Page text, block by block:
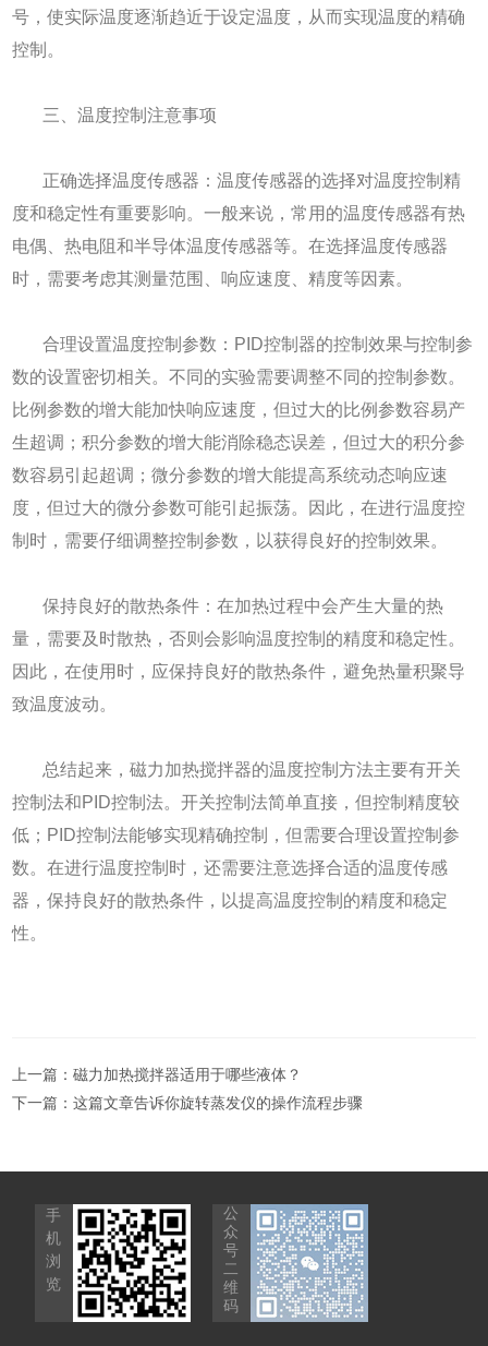
号，使实际温度逐渐趋近于设定温度，从而实现温度的精确
控制。
三、温度控制注意事项
正确选择温度传感器：温度传感器的选择对温度控制精
度和稳定性有重要影响。一般来说，常用的温度传感器有热
电偶、热电阻和半导体温度传感器等。在选择温度传感器
时，需要考虑其测量范围、响应速度、精度等因素。
合理设置温度控制参数：PID控制器的控制效果与控制参
数的设置密切相关。不同的实验需要调整不同的控制参数。
比例参数的增大能加快响应速度，但过大的比例参数容易产
生超调；积分参数的增大能消除稳态误差，但过大的积分参
数容易引起超调；微分参数的增大能提高系统动态响应速
度，但过大的微分参数可能引起振荡。因此，在进行温度控
制时，需要仔细调整控制参数，以获得良好的控制效果。
保持良好的散热条件：在加热过程中会产生大量的热
量，需要及时散热，否则会影响温度控制的精度和稳定性。
因此，在使用时，应保持良好的散热条件，避免热量积聚导
致温度波动。
总结起来，磁力加热搅拌器的温度控制方法主要有开关
控制法和PID控制法。开关控制法简单直接，但控制精度较
低；PID控制法能够实现精确控制，但需要合理设置控制参
数。在进行温度控制时，还需要注意选择合适的温度传感
器，保持良好的散热条件，以提高温度控制的精度和稳定
性。
上一篇：磁力加热搅拌器适用于哪些液体？
下一篇：这篇文章告诉你旋转蒸发仪的操作流程步骤
手
机
浏
览
公
众
号
二
维
码